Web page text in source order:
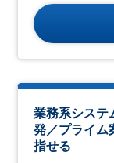
業務系システ
発／プライム
指せる